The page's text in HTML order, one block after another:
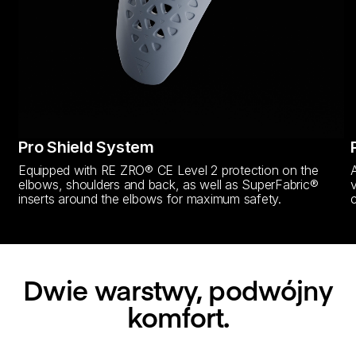
Pro Shield System
Equipped with RE ZRO® CE Level 2 protection on the
elbows, shoulders and back, as well as SuperFabric®
inserts around the elbows for maximum safety.
Dwie warstwy, podwójny
komfort.